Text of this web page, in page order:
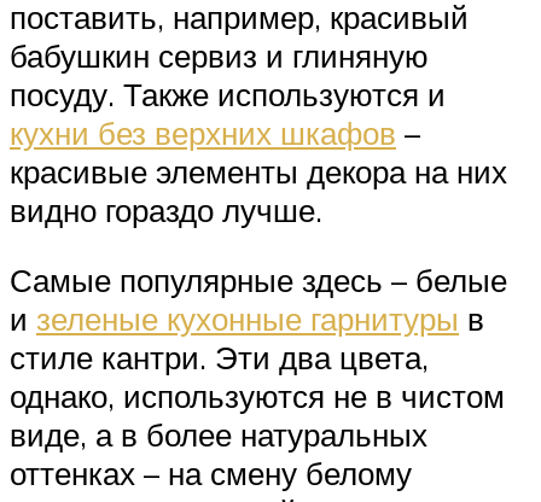
поставить, например, красивый
бабушкин сервиз и глиняную
посуду. Также используются и
кухни без верхних шкафов –
красивые элементы декора на них
видно гораздо лучше.
Самые популярные здесь – белые
и зеленые кухонные гарнитуры в
стиле кантри. Эти два цвета,
однако, используются не в чистом
виде, а в более натуральных
оттенках – на смену белому